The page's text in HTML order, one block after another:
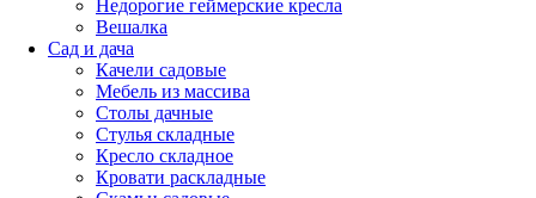
Недорогие геймерские кресла
Вешалка
Сад и дача
Качели садовые
Мебель из массива
Столы дачные
Стулья складные
Кресло складное
Кровати раскладные